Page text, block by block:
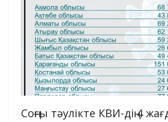
Соңғы тәулікте КВИ-дің 4